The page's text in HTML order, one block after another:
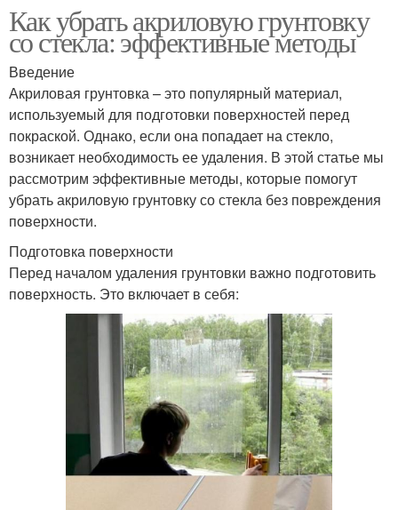
Как убрать акриловую грунтовку
со стекла: эффективные методы
Введение
Акриловая грунтовка – это популярный материал,
используемый для подготовки поверхностей перед
покраской. Однако, если она попадает на стекло,
возникает необходимость ее удаления. В этой статье мы
рассмотрим эффективные методы, которые помогут
убрать акриловую грунтовку со стекла без повреждения
поверхности.
Подготовка поверхности
Перед началом удаления грунтовки важно подготовить
поверхность. Это включает в себя: